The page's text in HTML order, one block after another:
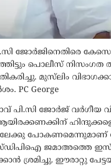
ജോർജിനെതിരെ
പൊലീസ്
മുസ്‍ലിം
PC George
പി.സി ജോർജ് വർഗീയ
ജമാഅത്തെ
ശ്രമിച്ചു. ഈരാറ്റു